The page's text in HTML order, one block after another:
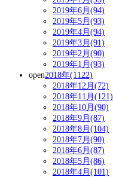
2019年6月(94)
2019年5月(93)
2019年4月(94)
2019年3月(91)
2019年2月(90)
2019年1月(93)
open2018年(1122)
2018年12月(72)
2018年11月(121)
2018年10月(90)
2018年9月(87)
2018年8月(104)
2018年7月(90)
2018年6月(87)
2018年5月(86)
2018年4月(101)